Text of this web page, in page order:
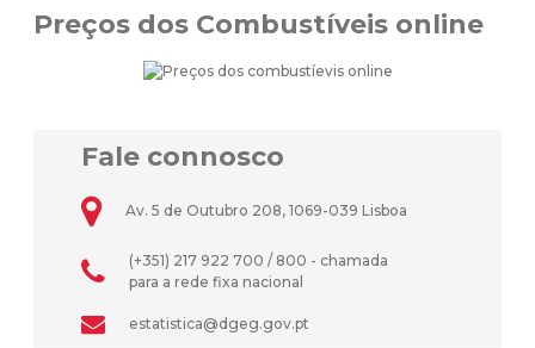
Preços dos Combustíveis online
Fale connosco
Av. 5 de Outubro 208, 1069-039 Lisboa
(+351) 217 922 700 / 800 - chamada
para a rede fixa nacional
estatistica@dgeg.gov.pt